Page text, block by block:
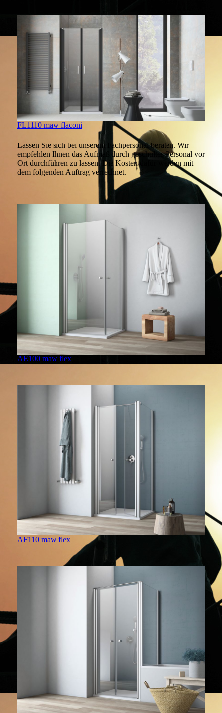
FL1110 maw flaconi
Lassen Sie sich bei unserem Fachpersonal beraten. Wir
empfehlen Ihnen das Aufmaß durch geschultes Personal vor
Ort durchführen zu lassen. Die Kosten dafür werden mit
dem folgenden Auftrag verrechnet.
AE100 maw flex
AF110 maw flex